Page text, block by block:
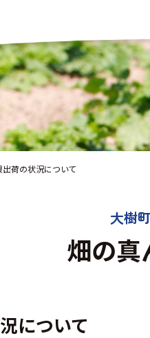
荷の状況について
大樹
畑の真
について